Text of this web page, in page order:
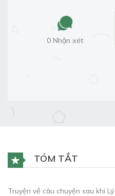
0 Nhận xét
TÓM TẮT
Truyện về câu chuyện sau khi